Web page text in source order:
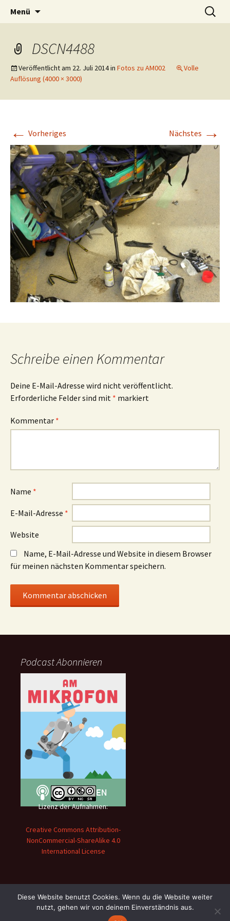
Am Mikrofon
Interviews in freier WIldbahn
Menü
Suchen
nach:
DSCN4488
Veröffentlicht am 22. Juli 2014in Fotos zu AM002
Volle
Auflösung (4000 × 3000)
← Vorheriges Nächstes →
Schreibe einen Kommentar
Deine E-Mail-Adresse wird nicht veröffentlicht.
Erforderliche Felder sind mit * markiert
Kommentar *
Name *
E-Mail-Adresse *
Website
Name, E-Mail-Adresse und Website in diesem Browser
für meinen nächsten Kommentar speichern.
Podcast Abonnieren
Lizenz der Aufnahmen:
Creative Commons Attribution-
NonCommercial-ShareAlike 4.0
International License
Präsentiert von Podprofis
Diese Website benutzt Cookies. Wenn du die Website weiter
nutzt, gehen wir von deinem Einverständnis aus.